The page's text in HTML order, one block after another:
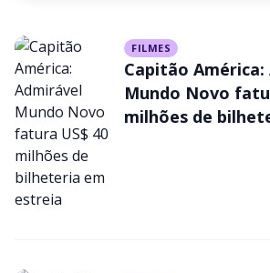
Sucesso mundial:
Aqui atinge número
em bilheterias
FILMES
Capitão
Mundo Novo
milhões de